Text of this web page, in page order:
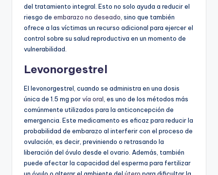
del tratamiento integral. Esto no solo ayuda a reducir el
riesgo de embarazo no deseado , sino que también
ofrece a las víctimas un recurso adicional para ejercer el
control sobre su salud reproductiva en un momento de
vulnerabilidad.
Levonorgestrel
El levonorgestrel, cuando se administra en una dosis
única de 1.5 mg porvía oral , es uno de los métodos más
comúnmente utilizados para la anticoncepción de
emergencia. Este medicamento es eficaz para reducir la
probabilidad de embarazo al interferir con el proceso de
ovulación, es decir, previniendo o retrasando la
liberación del óvulo desde el ovario. Además, también
puede afectar la capacidad del esperma para fertilizar
un óvulo o alterar el ambiente del útero para dificultar la